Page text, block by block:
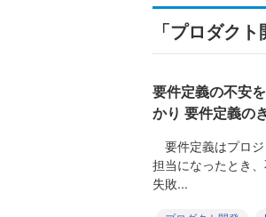
「プロダク
要件定義の不安
かり 要件定義の
要件定義はプロ
担当になったとき
失敗...